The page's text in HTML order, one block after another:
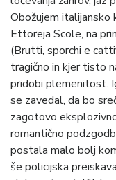
Obožujem italijansko
Ettoreja Scole, na
(Brutti, sporchi e
tragično in kjer tisto
pridobi plemenitost.
se zavedal, da bo
zagotovo
romantično
postala malo bolj
še policijska